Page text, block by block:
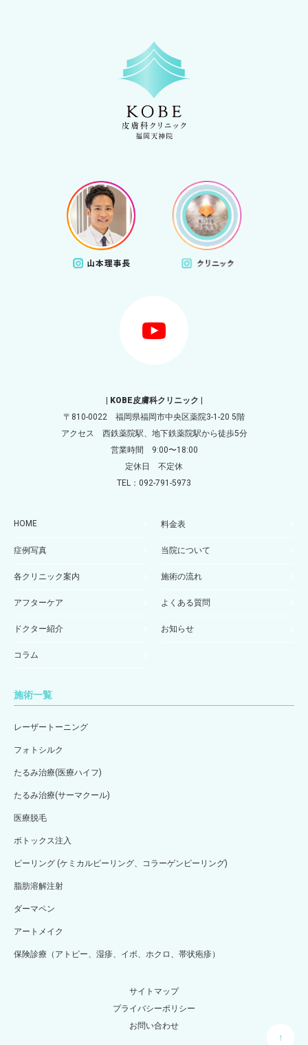
| KOBE皮膚科クリニック |
〒810-0022 福岡県福岡市中央区薬院3-1-20 5階
アクセス 西鉄薬院駅、地下鉄薬院駅から徒歩5分
営業時間 9:00〜18:00
定休日 不定休
TEL：092-791-5973
HOME 料金表
症例写真 当院について
各クリニック案内 施術の流れ
アフターケア よくある質問
ドクター紹介 お知らせ
コラム
施術一覧
レーザートーニング
フォトシルク
たるみ治療(医療ハイフ)
たるみ治療(サーマクール)
医療脱毛
ボトックス注入
ピーリング (ケミカルピーリング、コラーゲンピーリング)
脂肪溶解注射
ダーマペン
アートメイク
保険診療（アトピー、湿疹、イボ、ホクロ、帯状疱疹）
サイトマップ
プライバシーポリシー
お問い合わせ
↑